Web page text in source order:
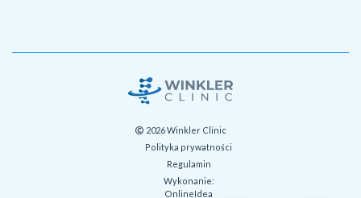
2026 Winkler Clinic
Polityka prywatności
Regulamin
Wykonanie:
OnlineIdea